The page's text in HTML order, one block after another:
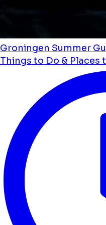
Groningen Summer
Things to Do & Places